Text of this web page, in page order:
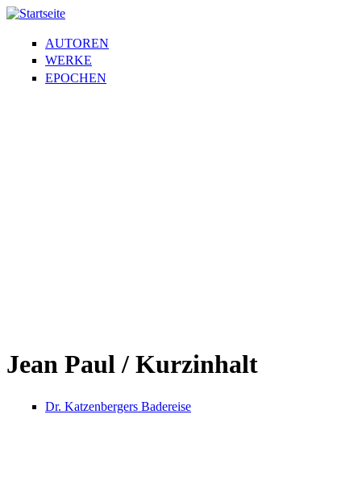
AUTOREN
WERKE
EPOCHEN
Jean Paul / Kurzinhalt
Dr. Katzenbergers Badereise